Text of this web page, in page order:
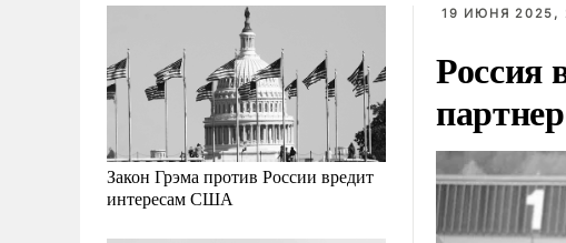
Закон Грэма против России вредит
интересам США
19 ИЮНЯ 2025,
Россия